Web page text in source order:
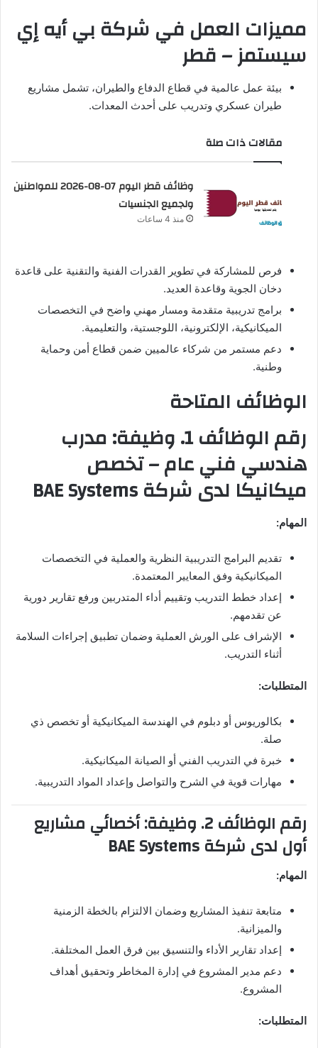
مميزات العمل في شركة بي أيه إي
سيستمز – قطر
بيئة عمل عالمية في قطاع الدفاع والطيران، تشمل مشاريع
طيران عسكري وتدريب على أحدث المعدات.
مقالات ذات صلة
وظائف قطر اليوم 07-08-2026 للمواطنين
ولجميع الجنسيات
منذ 4 ساعات
فرص للمشاركة في تطوير القدرات الفنية والتقنية على قاعدة
دخان الجوية وقاعدة العديد.
برامج تدريبية متقدمة ومسار مهني واضح في التخصصات
الميكانيكية، الإلكترونية، اللوجستية، والتعليمية.
دعم مستمر من شركاء عالميين ضمن قطاع أمن وحماية
وطنية.
الوظائف المتاحة
رقم الوظائف 1. وظيفة: مدرب
هندسي فني عام – تخصص
ميكانيكا لدى شركة BAE Systems
المهام:
تقديم البرامج التدريبية النظرية والعملية في التخصصات
الميكانيكية وفق المعايير المعتمدة.
إعداد خطط التدريب وتقييم أداء المتدربين ورفع تقارير دورية
عن تقدمهم.
الإشراف على الورش العملية وضمان تطبيق إجراءات السلامة
أثناء التدريب.
المتطلبات:
بكالوريوس أو دبلوم في الهندسة الميكانيكية أو تخصص ذي
صلة.
خبرة في التدريب الفني أو الصيانة الميكانيكية.
مهارات قوية في الشرح والتواصل وإعداد المواد التدريبية.
رقم الوظائف 2. وظيفة: أخصائي مشاريع
أول لدى شركة BAE Systems
المهام:
متابعة تنفيذ المشاريع وضمان الالتزام بالخطة الزمنية
والميزانية.
إعداد تقارير الأداء والتنسيق بين فرق العمل المختلفة.
دعم مدير المشروع في إدارة المخاطر وتحقيق أهداف
المشروع.
المتطلبات: